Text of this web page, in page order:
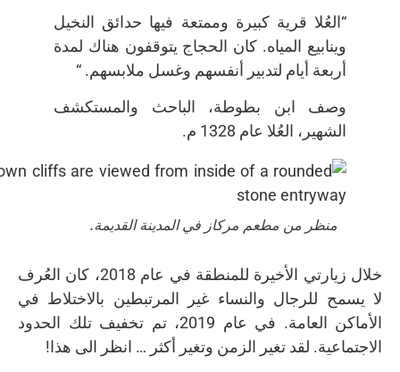
“العُلا قرية كبيرة وممتعة فيها حدائق النخيل
وينابيع المياه. كان الحجاج يتوقفون هناك لمدة
أربعة أيام لتدبير أنفسهم وغسل ملابسهم. “
وصف ابن بطوطة، الباحث والمستكشف
الشهير، العُلا عام 1328 م.
منظر من مطعم مركاز في المدينة القديمة.
خلال زيارتي الأخيرة للمنطقة في عام 2018، كان العُرف
لا يسمح للرجال والنساء غير المرتبطين بالاختلاط في
الأماكن العامة. في عام 2019، تم تخفيف تلك الحدود
الاجتماعية. لقد تغير الزمن وتغير أكثر … انظر الى هذا!